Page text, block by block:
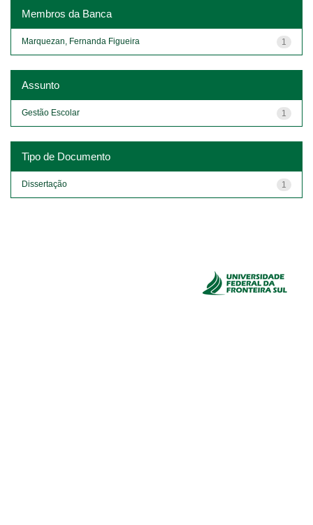
Membros da Banca
1
Marquezan, Fernanda Figueira
Assunto
1
Gestão Escolar
Tipo de Documento
1
Dissertação